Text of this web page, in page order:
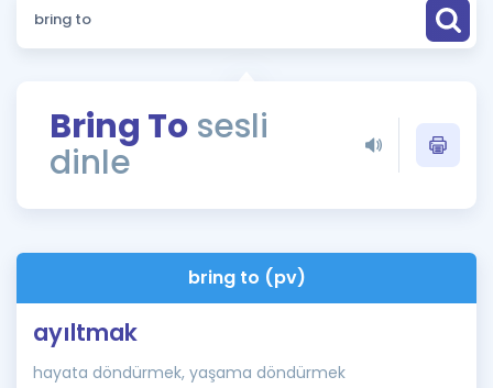
Sözlük
Rehberlik Aracı
ÖSYM Sınav Takvimi
İngilizce Gramer
Hakkımızda
Bring To sesli
dinle
bring to (pv)
ayıltmak
hayata döndürmek, yaşama döndürmek